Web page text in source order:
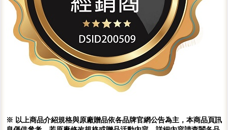
※ 以上商品介紹規格與原廠贈品依各品牌官網公告為主，本商品頁訊